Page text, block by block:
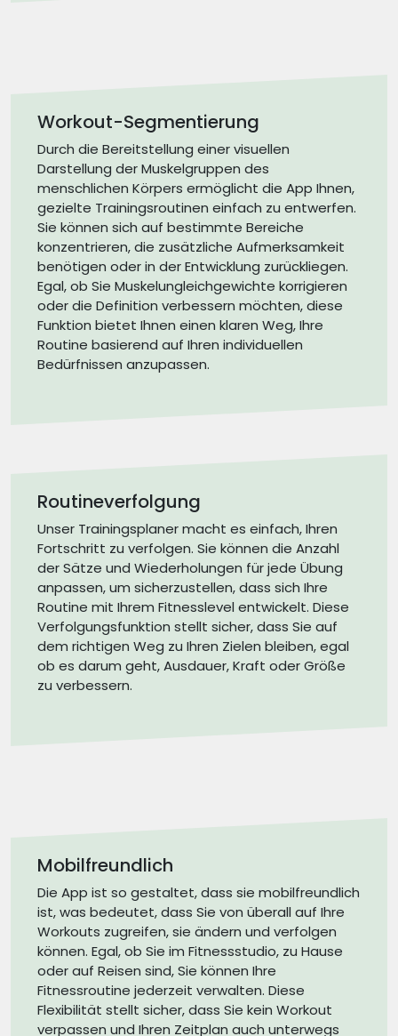
Workout-Segmentierung
Durch die Bereitstellung einer visuellen
Darstellung der Muskelgruppen des
menschlichen Körpers ermöglicht die App Ihnen,
gezielte Trainingsroutinen einfach zu entwerfen.
Sie können sich auf bestimmte Bereiche
konzentrieren, die zusätzliche Aufmerksamkeit
benötigen oder in der Entwicklung zurückliegen.
Egal, ob Sie Muskelungleichgewichte korrigieren
oder die Definition verbessern möchten, diese
Funktion bietet Ihnen einen klaren Weg, Ihre
Routine basierend auf Ihren individuellen
Bedürfnissen anzupassen.
Routineverfolgung
Unser Trainingsplaner macht es einfach, Ihren
Fortschritt zu verfolgen. Sie können die Anzahl
der Sätze und Wiederholungen für jede Übung
anpassen, um sicherzustellen, dass sich Ihre
Routine mit Ihrem Fitnesslevel entwickelt. Diese
Verfolgungsfunktion stellt sicher, dass Sie auf
dem richtigen Weg zu Ihren Zielen bleiben, egal
ob es darum geht, Ausdauer, Kraft oder Größe
zu verbessern.
Mobilfreundlich
Die App ist so gestaltet, dass sie mobilfreundlich
ist, was bedeutet, dass Sie von überall auf Ihre
Workouts zugreifen, sie ändern und verfolgen
können. Egal, ob Sie im Fitnessstudio, zu Hause
oder auf Reisen sind, Sie können Ihre
Fitnessroutine jederzeit verwalten. Diese
Flexibilität stellt sicher, dass Sie kein Workout
verpassen und Ihren Zeitplan auch unterwegs